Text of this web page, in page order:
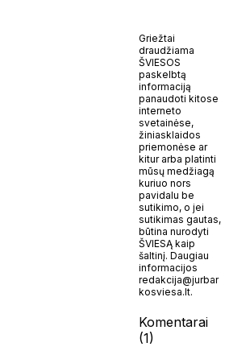
Griežtai
draudžiama
ŠVIESOS
paskelbtą
informaciją
panaudoti kitose
interneto
svetainėse,
žiniasklaidos
priemonėse ar
kitur arba platinti
mūsų medžiagą
kuriuo nors
pavidalu be
sutikimo, o jei
sutikimas gautas,
būtina nurodyti
ŠVIESĄ kaip
šaltinį. Daugiau
informacijos
redakcija@jurbar
kosviesa.lt.
Komentarai
(1)